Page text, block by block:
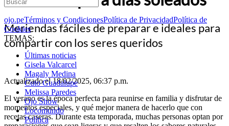
ojo.peTérminos y CondicionesPolítica de PrivacidadPolítica de
Cookies
TEMAS:
Últimas noticias
Gisela Valcarcel
Magaly Medina
Cuto Guadalupe
Melissa Paredes
Ojo Show
Locomundo
Política
Meriendas fáciles de preparar e ideales para
compartir con los seres queridos
Actualizado el 18/02/2025, 06:37 p.m.
El verano es la época perfecta para reunirse en familia y disfrutar de
momentos especiales, y qué mejor manera de hacerlo que con
recetas caseras. Durante esta temporada, muchas personas optan por